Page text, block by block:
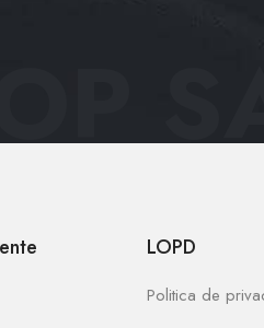
LOPD
Politica de